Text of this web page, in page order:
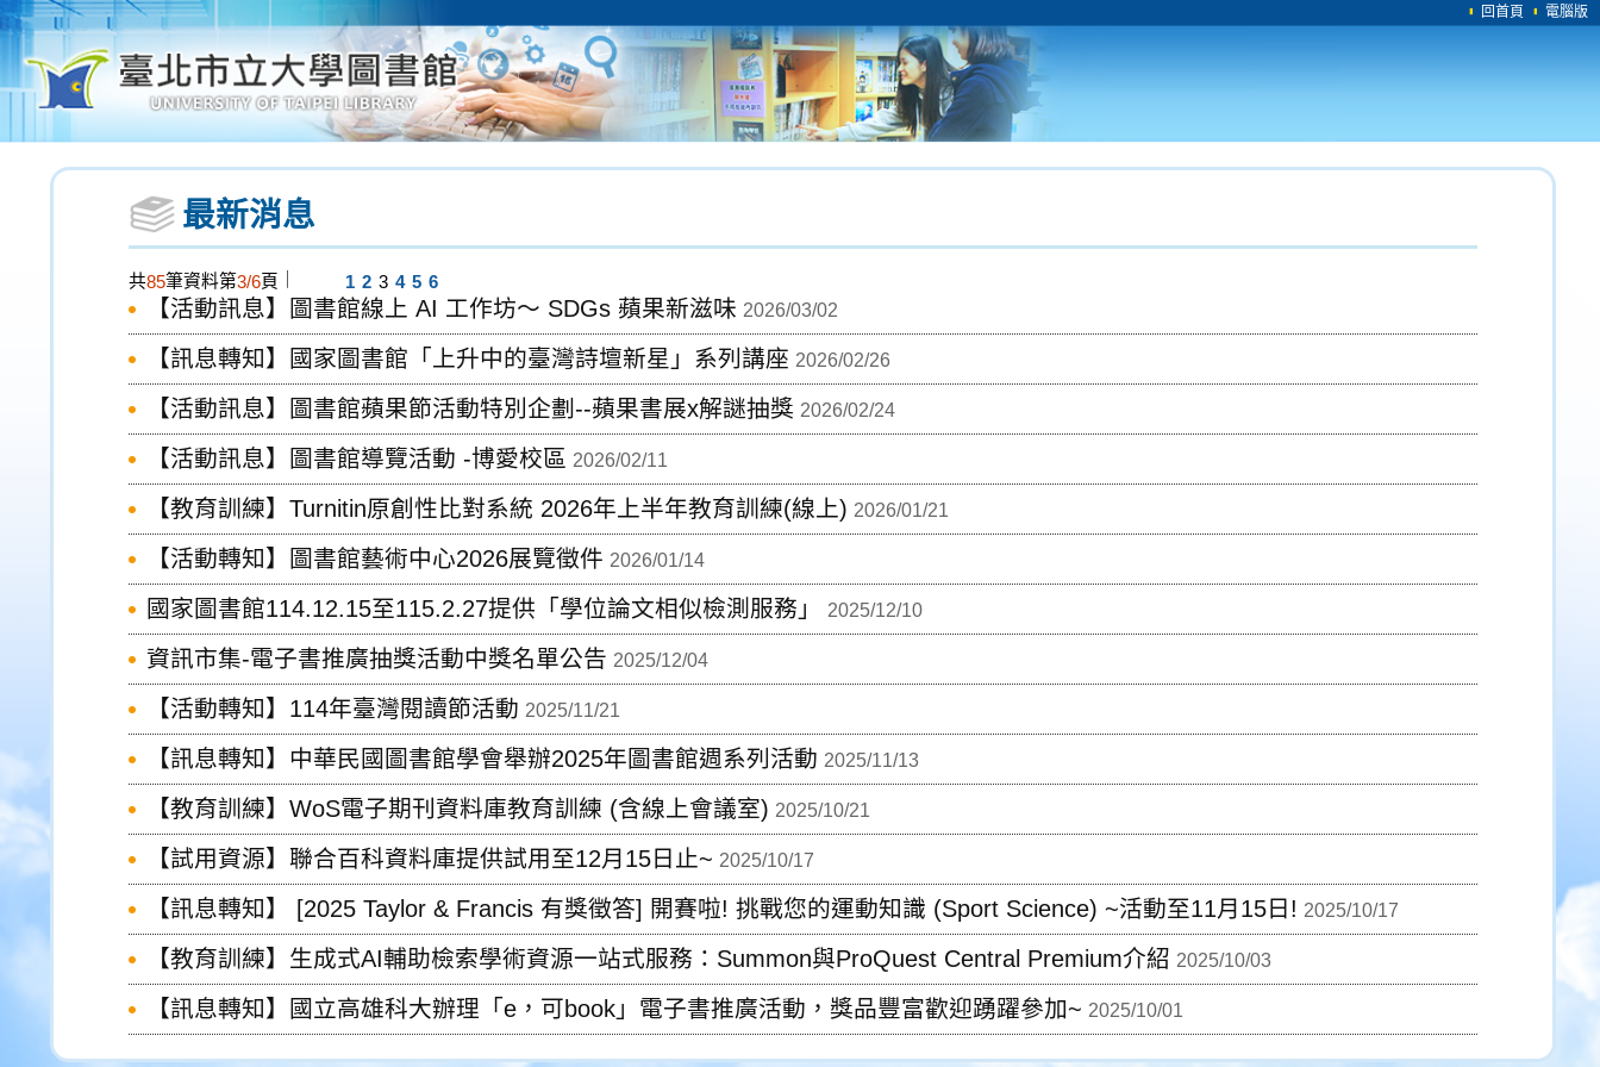
回首頁 電腦版
最新消息
共85筆資料第3/6頁 1 2 3 4 5 6
【活動訊息】圖書館線上 AI 工作坊～ SDGs 蘋果新滋味 2026/03/02
【訊息轉知】國家圖書館「上升中的臺灣詩壇新星」系列講座 2026/02/26
【活動訊息】圖書館蘋果節活動特別企劃--蘋果書展x解謎抽獎 2026/02/24
【活動訊息】圖書館導覽活動 -博愛校區 2026/02/11
【教育訓練】Turnitin原創性比對系統 2026年上半年教育訓練(線上) 2026/01/21
【活動轉知】圖書館藝術中心2026展覽徵件 2026/01/14
國家圖書館114.12.15至115.2.27提供「學位論文相似檢測服務」 2025/12/10
資訊市集-電子書推廣抽獎活動中獎名單公告 2025/12/04
【活動轉知】114年臺灣閱讀節活動 2025/11/21
【訊息轉知】中華民國圖書館學會舉辦2025年圖書館週系列活動 2025/11/13
【教育訓練】WoS電子期刊資料庫教育訓練 (含線上會議室) 2025/10/21
【試用資源】聯合百科資料庫提供試用至12月15日止~ 2025/10/17
【訊息轉知】 [2025 Taylor & Francis 有獎徵答] 開賽啦! 挑戰您的運動知識 (Sport Science) ~活動至11月15日! 2025/10/17
【教育訓練】生成式AI輔助檢索學術資源一站式服務：Summon與ProQuest Central Premium介紹 2025/10/03
【訊息轉知】國立高雄科大辦理「e，可book」電子書推廣活動，獎品豐富歡迎踴躍參加~ 2025/10/01